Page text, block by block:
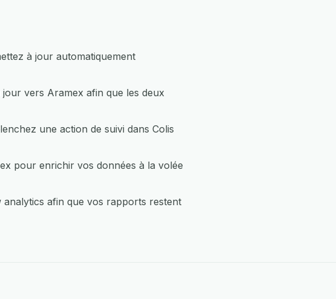
à jour automatiquement
vers Aramex afin que les deux
une action de suivi dans Colis
pour enrichir vos données à la volée
afin que vos rapports restent